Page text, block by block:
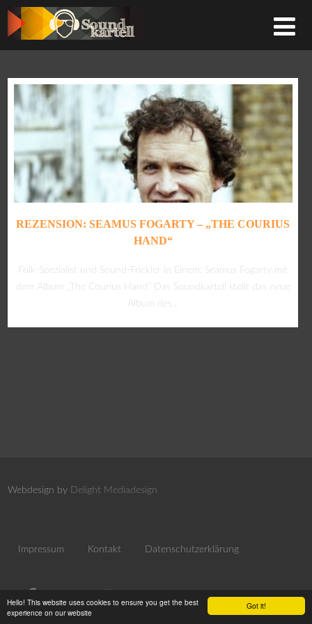
Got it!
Hello! This website uses cookies to ensure you get the best
experience on our website
REZENSION: SEAMUS FOGARTY – „THE COURIUS
HAND“
Folk-Spezialist und Sound-Frickler in Einem: Seamus Fogarty mit
dem Album „The Courius Hand“ Das Soundkartell stellt das neue
Album des...
Webdesign by Delight Mediadesign
Impressum Kontakt Datenschutzerklärung